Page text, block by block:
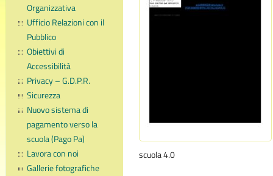
Organizzativa
Ufficio Relazioni con il
Pubblico
Obiettivi di
Accessibilità
Privacy – G.D.P.R.
Sicurezza
Nuovo sistema di
pagamento verso la
scuola (Pago Pa)
Lavora con noi
Gallerie fotografiche
scuola 4.0